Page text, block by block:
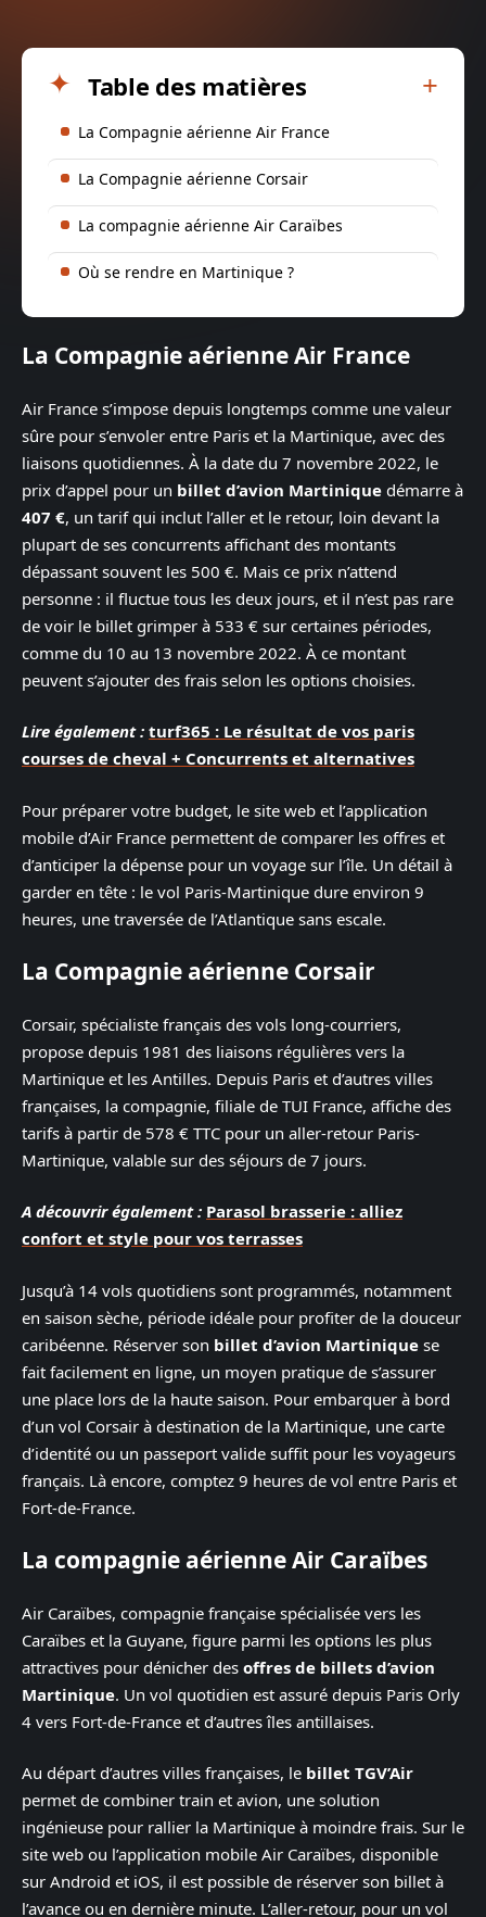
Table des matières
La Compagnie aérienne Air France
La Compagnie aérienne Corsair
La compagnie aérienne Air Caraïbes
Où se rendre en Martinique ?
La Compagnie aérienne Air France
Air France s’impose depuis longtemps comme une valeur
sûre pour s’envoler entre Paris et la Martinique, avec des
liaisons quotidiennes. À la date du 7 novembre 2022, le
prix d’appel pour un billet d’avion Martinique démarre à
407 €, un tarif qui inclut l’aller et le retour, loin devant la
plupart de ses concurrents affichant des montants
dépassant souvent les 500 €. Mais ce prix n’attend
personne : il fluctue tous les deux jours, et il n’est pas rare
de voir le billet grimper à 533 € sur certaines périodes,
comme du 10 au 13 novembre 2022. À ce montant
peuvent s’ajouter des frais selon les options choisies.
Lire également : turf365 : Le résultat de vos paris
courses de cheval + Concurrents et alternatives
Pour préparer votre budget, le site web et l’application
mobile d’Air France permettent de comparer les offres et
d’anticiper la dépense pour un voyage sur l’île. Un détail à
garder en tête : le vol Paris-Martinique dure environ 9
heures, une traversée de l’Atlantique sans escale.
La Compagnie aérienne Corsair
Corsair, spécialiste français des vols long-courriers,
propose depuis 1981 des liaisons régulières vers la
Martinique et les Antilles. Depuis Paris et d’autres villes
françaises, la compagnie, filiale de TUI France, affiche des
tarifs à partir de 578 € TTC pour un aller-retour Paris-
Martinique, valable sur des séjours de 7 jours.
A découvrir également : Parasol brasserie : alliez
confort et style pour vos terrasses
Jusqu’à 14 vols quotidiens sont programmés, notamment
en saison sèche, période idéale pour profiter de la douceur
caribéenne. Réserver son billet d’avion Martinique se
fait facilement en ligne, un moyen pratique de s’assurer
une place lors de la haute saison. Pour embarquer à bord
d’un vol Corsair à destination de la Martinique, une carte
d’identité ou un passeport valide suffit pour les voyageurs
français. Là encore, comptez 9 heures de vol entre Paris et
Fort-de-France.
La compagnie aérienne Air Caraïbes
Air Caraïbes, compagnie française spécialisée vers les
Caraïbes et la Guyane, figure parmi les options les plus
attractives pour dénicher des offres de billets d’avion
Martinique. Un vol quotidien est assuré depuis Paris Orly
4 vers Fort-de-France et d’autres îles antillaises.
Au départ d’autres villes françaises, le billet TGV’Air
permet de combiner train et avion, une solution
ingénieuse pour rallier la Martinique à moindre frais. Sur le
site web ou l’application mobile Air Caraïbes, disponible
sur Android et iOS, il est possible de réserver son billet à
l’avance ou en dernière minute. L’aller-retour, pour un vol